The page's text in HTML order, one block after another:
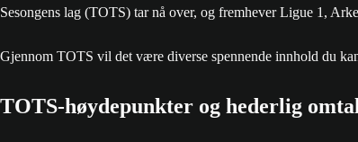
Sesongens lag (TOTS) tar nå over, og fremhever Ligue 1,
Gjennom TOTS vil det være diverse spennende innhold du
TOTS-høydepunkter og hederlig